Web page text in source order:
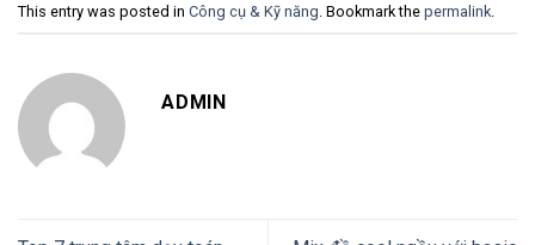
This entry was posted in Công cụ & Kỹ năng . Bookmark the permalink
ADMIN